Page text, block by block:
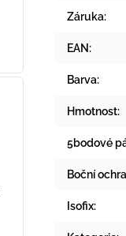
Záruka:
EAN :
Barva:
Hmotnost:
5bodové
Boční
Isofix: